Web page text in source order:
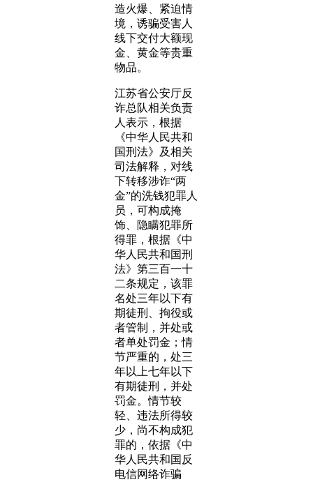
造火爆、紧迫情
境，诱骗受害人
线下交付大额现
金、黄金等贵重
物品。
江苏省公安厅反
诈总队相关负责
人表示，根据
《中华人民共和
国刑法》及相关
司法解释，对线
下转移涉诈“两
金”的洗钱犯罪人
员，可构成掩
饰、隐瞒犯罪所
得罪，根据《中
华人民共和国刑
法》第三百一十
二条规定，该罪
名处三年以下有
期徒刑、拘役或
者管制，并处或
者单处罚金；情
节严重的，处三
年以上七年以下
有期徒刑，并处
罚金。情节较
轻、违法所得较
少，尚不构成犯
罪的，依据《中
华人民共和国反
电信网络诈骗